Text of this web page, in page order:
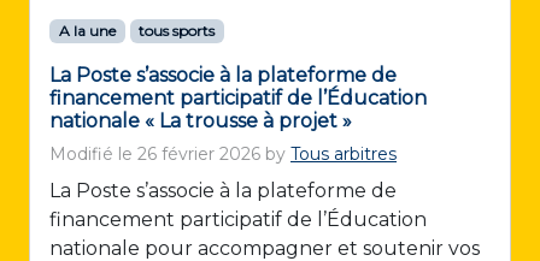
A la une tous sports
La Poste s’associe à la plateforme de
financement participatif de l’Éducation
nationale « La trousse à projet »
Modifié le 26 février 2026 by Tous arbitres
La Poste s’associe à la plateforme de
financement participatif de l’Éducation
nationale pour accompagner et soutenir vos